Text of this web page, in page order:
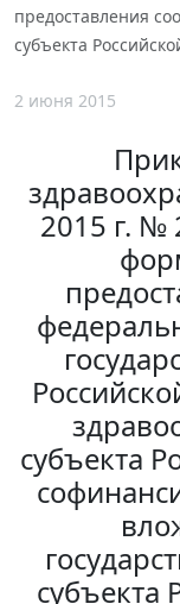
предоставления
субъекта
2 июня 2015
2015 г. №
субъекта
субъекта